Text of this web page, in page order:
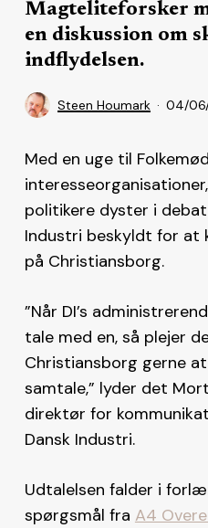
Magteliteforsker
en diskussion om
indflydelsen.
Steen Houmark 04/
Med en uge til
politikere dyster i
Industri beskyldt for at
på Christiansborg.
”Når DI’s
tale med en, så plejer
Christiansborg gerne
samtale,” lyder det
direktør for
Dansk Industri.
Udtalelsen falder i
spørgsmål fra A4